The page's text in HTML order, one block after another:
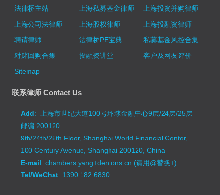
法律桥主站
上海私募基金律师
上海投资并购律师
上海公司法律师
上海股权律师
上海投融资律师
聘请律师
法律桥PE宝典
私募基金风控合集
对赌回购合集
投融资讲堂
客户及网友评价
Sitemap
联系律师 Contact Us
Add: 上海市世纪大道100号环球金融中心9层/24层/25层
邮编:200120
9th/24th/25th Floor, Shanghai World Financial Center,
100 Century Avenue, Shanghai 200120, China
E-mail: chambers.yang+dentons.cn (请用@替换+)
Tel/WeChat: 1390 182 6830